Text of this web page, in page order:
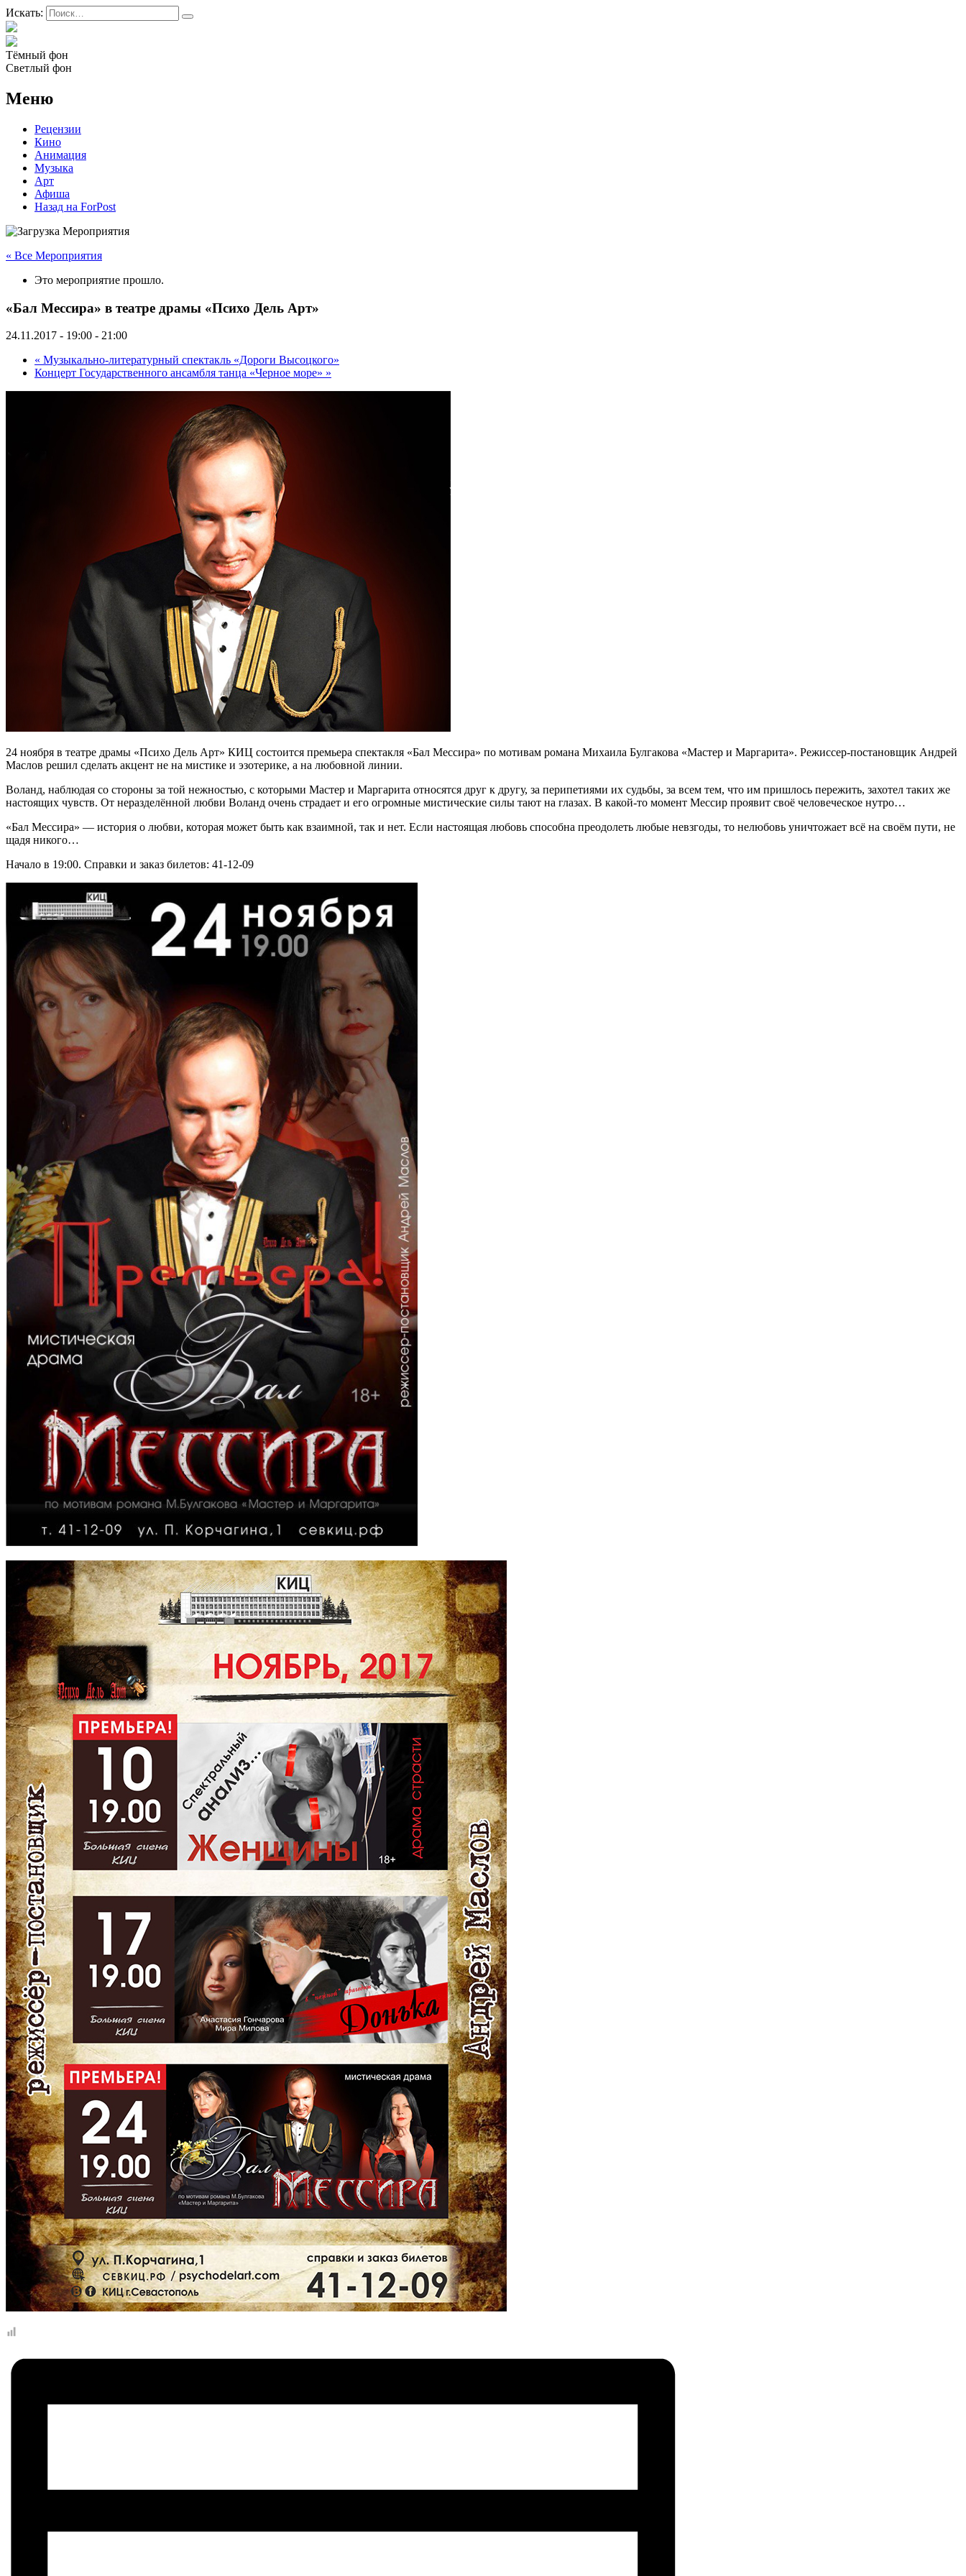
Искать:
Тёмный фон
Светлый фон
Меню
Рецензии
Кино
Анимация
Музыка
Арт
Афиша
Назад на ForPost
« Все Мероприятия
Это мероприятие прошло.
«Бал Мессира» в театре драмы «Психо Дель Арт»
24.11.2017 - 19:00 - 21:00
« Музыкально-литературный спектакль «Дороги Высоцкого»
Концерт Государственного ансамбля танца «Черное море» »
24 ноября в театре драмы «Психо Дель Арт» КИЦ состоится премьера спектакля «Бал Мессира» по мотивам романа Михаила Булгакова «Мастер и Маргарита». Режиссер-постановщик Андрей
Маслов решил сделать акцент не на мистике и эзотерике, а на любовной линии.
Воланд, наблюдая со стороны за той нежностью, с которыми Мастер и Маргарита относятся друг к другу, за перипетиями их судьбы, за всем тем, что им пришлось пережить, захотел таких же
настоящих чувств. От неразделённой любви Воланд очень страдает и его огромные мистические силы тают на глазах. В какой-то момент Мессир проявит своё человеческое нутро…
«Бал Мессира» — история о любви, которая может быть как взаимной, так и нет. Если настоящая любовь способна преодолеть любые невзгоды, то нелюбовь уничтожает всё на своём пути, не
щадя никого…
Начало в 19:00. Справки и заказ билетов: 41-12-09